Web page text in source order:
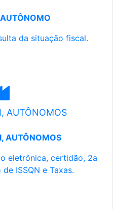
da situação fiscal.
AUTÔNOMOS
AUTÔNOMOS
eletrônica, certidão, 2a
ISSQN e Taxas.